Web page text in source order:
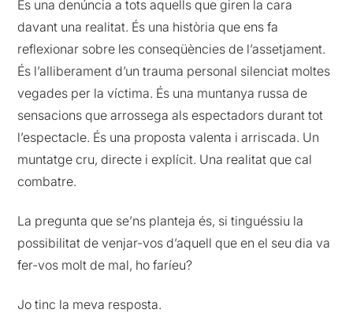
És una denúncia a tots aquells que giren la cara
davant una realitat. És una història que ens fa
reflexionar sobre les conseqüències de l’assetjament.
És l’alliberament d’un trauma personal silenciat moltes
vegades per la víctima. És una muntanya russa de
sensacions que arrossega als espectadors durant tot
l’espectacle. És una proposta valenta i arriscada. Un
muntatge cru, directe i explícit. Una realitat que cal
combatre.
La pregunta que se’ns planteja és, si tinguéssiu la
possibilitat de venjar-vos d’aquell que en el seu dia va
fer-vos molt de mal, ho faríeu?
Jo tinc la meva resposta.